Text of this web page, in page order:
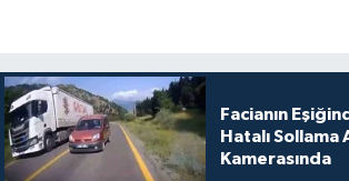
Facianın
Hatalı Sollama
Kamerasında